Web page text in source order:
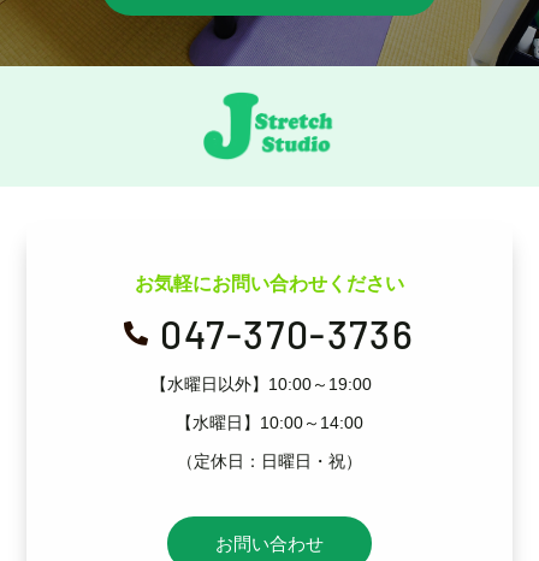
お気軽にお問い合わせください
 047-370-3736
【水曜日以外】10:00～19:00
【水曜日】10:00～14:00
（定休日：日曜日・祝）
お問い合わせ